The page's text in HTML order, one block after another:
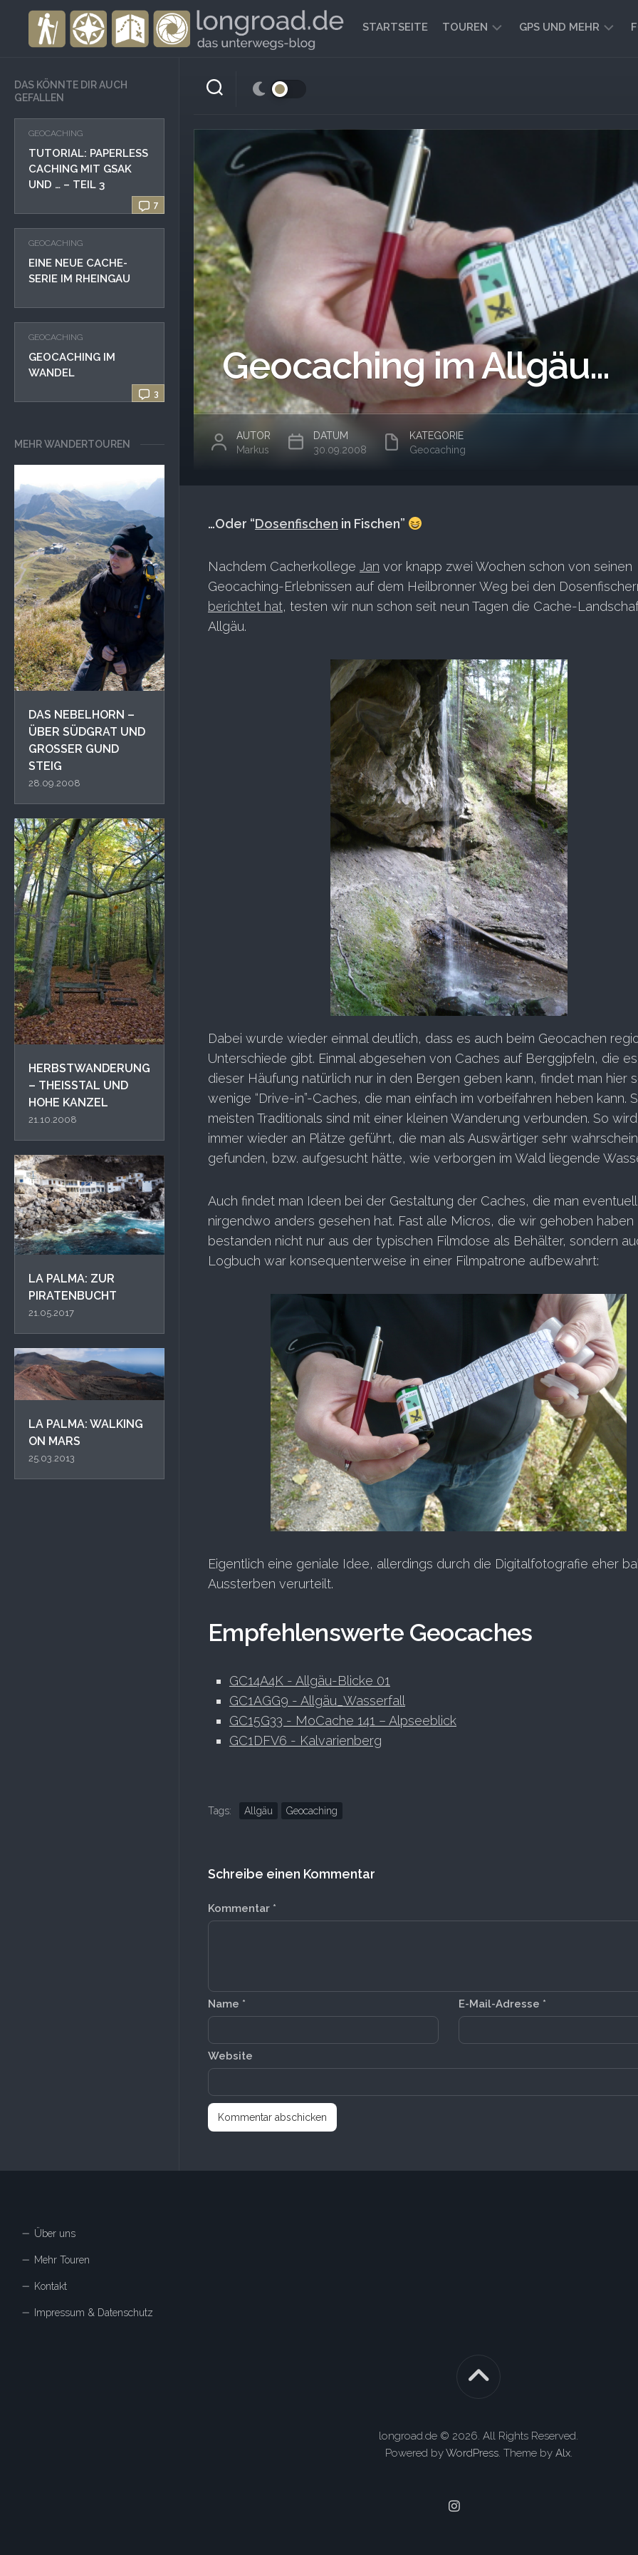
STARTSEITE TOUREN GPS UND MEHR
GEOCACHING
DAS KÖNNTE DIR AUCH
GEFALLEN
7
GEOCACHING
TUTORIAL: PAPERLESS
CACHING MIT GSAK
UND … – TEIL 3
GEOCACHING
EINE NEUE CACHE-
SERIE IM RHEINGAU
3
GEOCACHING
GEOCACHING IM
WANDEL
MEHR WANDERTOUREN
DAS NEBELHORN –
ÜBER SÜDGRAT UND
GROSSER GUND S
TEIG
28.09.2008
HERBSTWANDERUNG
– THEISSTAL UND H
OHE KANZEL
21.10.2008
LA PALMA: ZUR
PIRATENBUCHT
21.05.2017
LA PALMA: WALKING
ON MARS
25.03.2013
Geocaching im Allgäu…
AUTOR
Markus
DATUM
30.09.2008
KATEGORIE
Geocaching
…Oder “Dosenfischen in Fischen”
Nachdem Cacherkollege Jan vor knapp zwei Wochen schon von seinen
Geocaching-Erlebnissen auf dem Heilbronner Weg bei den
berichtet hat, testen wir nun schon seit neun Tagen die Cache-
Allgäu.
Dabei wurde wieder einmal deutlich, dass es auch beim Geocachen
Unterschiede gibt. Einmal abgesehen von Caches auf Berggipfeln, die
dieser Häufung natürlich nur in den Bergen geben kann, findet man hier
wenige “Drive-in”-Caches, die man einfach im vorbeifahren heben kann.
meisten Traditionals sind mit einer kleinen Wanderung verbunden. So
immer wieder an Plätze geführt, die man als Auswärtiger sehr
gefunden, bzw. aufgesucht hätte, wie verborgen im Wald liegende
Auch findet man Ideen bei der Gestaltung der Caches, die man
nirgendwo anders gesehen hat. Fast alle Micros, die wir gehoben haben
bestanden nicht nur aus der typischen Filmdose als Behälter, sondern
Logbuch war konsequenterweise in einer Filmpatrone aufbewahrt:
Eigentlich eine geniale Idee, allerdings durch die Digitalfotografie eher
Aussterben verurteilt.
Empfehlenswerte Geocaches
GC14A4K - Allgäu-Blicke 01
GC1AGG9 - Allgäu_Wasserfall
GC15G33 - MoCache 141 – Alpseeblick
GC1DFV6 - Kalvarienberg
Tags: Allgäu Geocaching
Schreibe einen Kommentar
Kommentar *
Name * E-Mail-Adresse *
Website
Über uns
Mehr Touren
Kontakt
Impressum & Datenschutz
longroad.de © 2026. All Rights Reserved.
Powered byWordPress. Theme by Alx.